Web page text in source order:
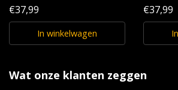
€37,99
In winkelwagen
€37,99
Wat onze klanten zeggen